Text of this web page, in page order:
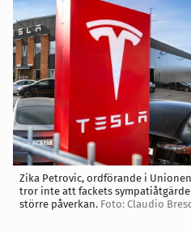
Zika Petrovic, ordförande i
tror inte att fackets
större påverkan. Foto: Claudio